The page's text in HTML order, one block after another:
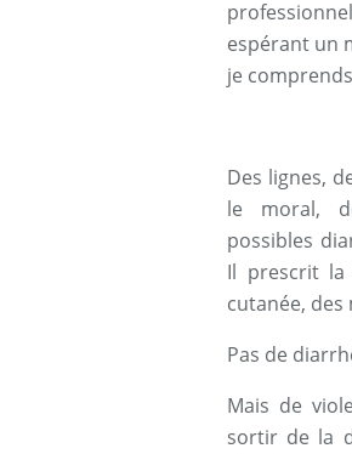
espérant un
je
Des lignes,
le moral,
possibles
Il prescrit la
cutanée, des
Pas de
Mais de
sortir de la